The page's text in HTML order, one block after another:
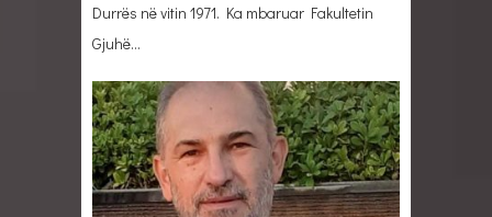
Durrës në vitin 1971. Ka mbaruar Fakultetin
Gjuhë…